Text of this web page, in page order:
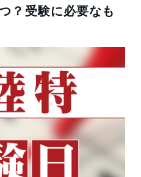
？受験に必要なも